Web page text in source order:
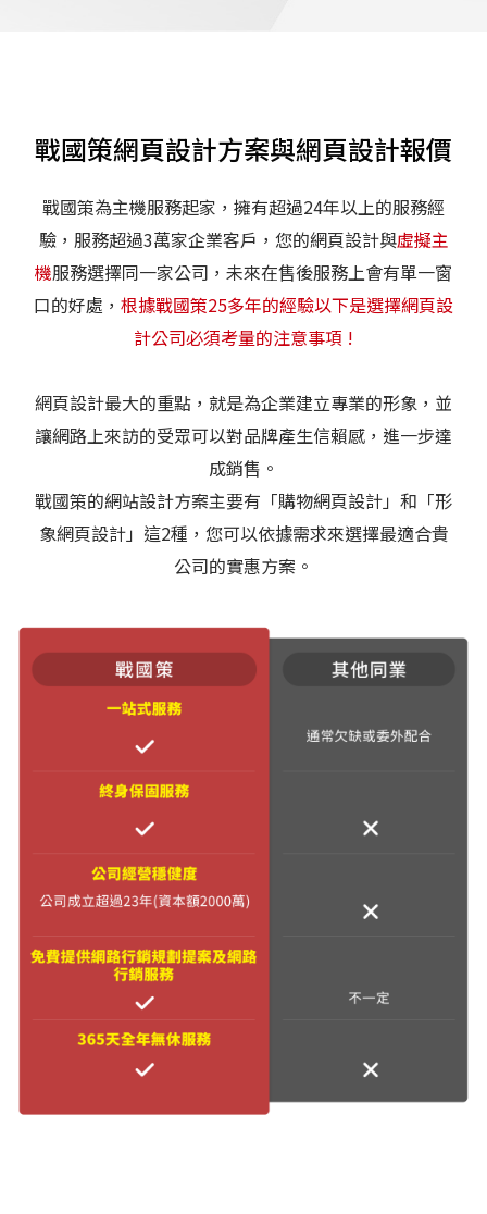
戰國策網頁設計方案與網頁設計報價
戰國策為主機服務起家，擁有超過24年以上的服務經
驗，服務超過3萬家企業客戶，您的網頁設計與虛擬主
機服務選擇同一家公司，未來在售後服務上會有單一窗
口的好處， 根據戰國策25多年的經驗以下是選擇網頁設
計公司必須考量的注意事項 !
網頁設計最大的重點，就是為企業建立專業的形象，並
讓網路上來訪的受眾可以對品牌產生信賴感，進一步達
成銷售。
戰國策的網站設計方案主要有「購物網頁設計」和「形
象網頁設計」這2種，您可以依據需求來選擇最適合貴
公司的實惠方案。